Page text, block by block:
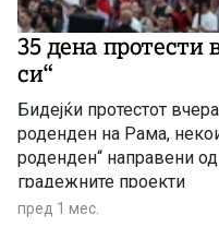
35 дена протести
си“
Бидејќи протестот
роденден на Рама,
роденден“ направени
градежните проекти
пред 1 мес.